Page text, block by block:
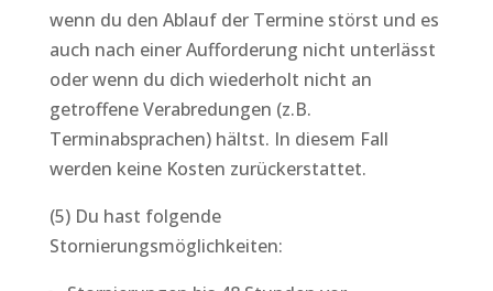
wenn du den Ablauf der Termine störst und es
auch nach einer Aufforderung nicht unterlässt
oder wenn du dich wiederholt nicht an
getroffene Verabredungen (z.B.
Terminabsprachen) hältst. In diesem Fall
werden keine Kosten zurückerstattet.
(5) Du hast folgende
Stornierungsmöglichkeiten: